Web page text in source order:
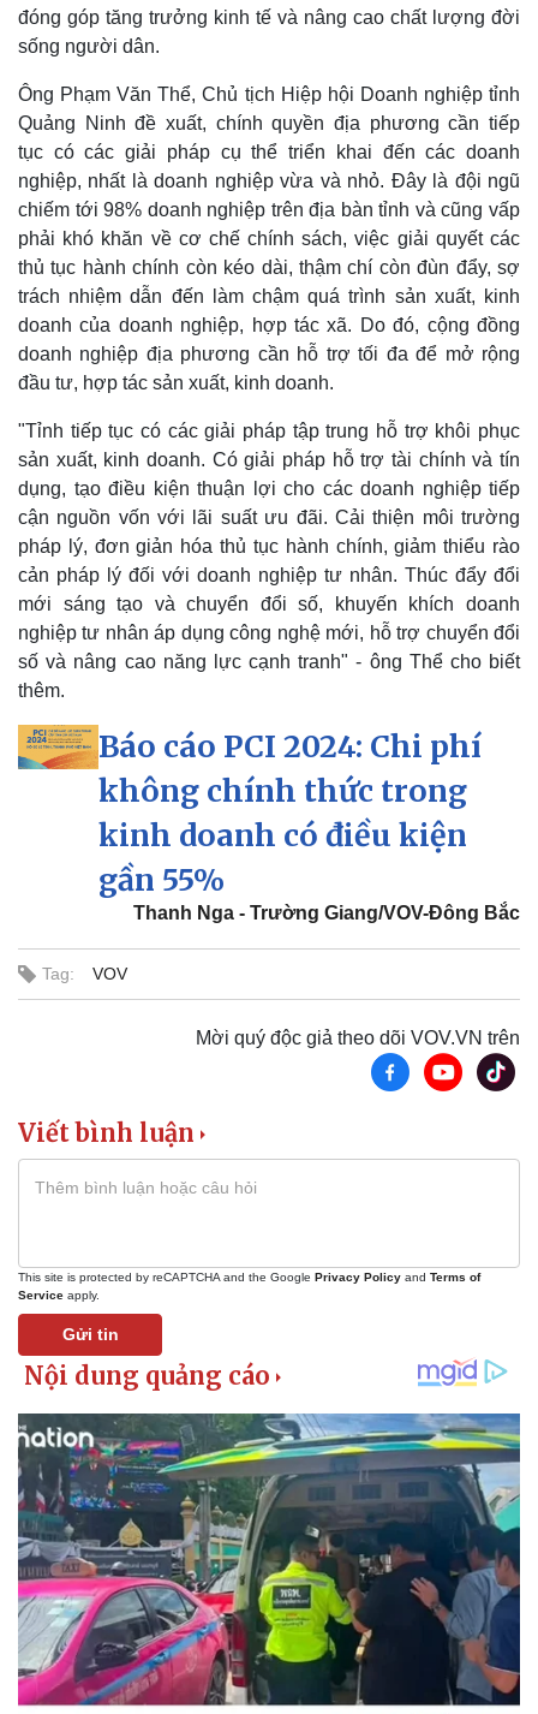
Doanh nghiệp
Thông tin doanh nghiệp
Doanh nghiệp 24h
Doanh nhân
Vì cộng đồng
Công nghệ
Sành điệu
Tin Công nghệ
Sức khỏe
Dinh dưỡng - món ngon
Cây thuốc
Sản phụ khoa
Đời sống
Nhà đẹp
Tình yêu - Gia đình
đóng góp tăng trưởng kinh tế và nâng cao chất lượng đời
sống người dân.
Ông Phạm Văn Thể, Chủ tịch Hiệp hội Doanh nghiệp tỉnh
Quảng Ninh đề xuất, chính quyền địa phương cần tiếp
tục có các giải pháp cụ thể triển khai đến các doanh
nghiệp, nhất là doanh nghiệp vừa và nhỏ. Đây là đội ngũ
chiếm tới 98% doanh nghiệp trên địa bàn tỉnh và cũng vấp
phải khó khăn về cơ chế chính sách, việc giải quyết các
thủ tục hành chính còn kéo dài, thậm chí còn đùn đẩy, sợ
trách nhiệm dẫn đến làm chậm quá trình sản xuất, kinh
doanh của doanh nghiệp, hợp tác xã. Do đó, cộng đồng
doanh nghiệp địa phương cần hỗ trợ tối đa để mở rộng
đầu tư, hợp tác sản xuất, kinh doanh.
"Tỉnh tiếp tục có các giải pháp tập trung hỗ trợ khôi phục
sản xuất, kinh doanh. Có giải pháp hỗ trợ tài chính và tín
dụng, tạo điều kiện thuận lợi cho các doanh nghiệp tiếp
cận nguồn vốn với lãi suất ưu đãi. Cải thiện môi trường
pháp lý, đơn giản hóa thủ tục hành chính, giảm thiểu rào
cản pháp lý đối với doanh nghiệp tư nhân. Thúc đẩy đổi
mới sáng tạo và chuyển đổi số, khuyến khích doanh
nghiệp tư nhân áp dụng công nghệ mới, hỗ trợ chuyển đổi
số và nâng cao năng lực cạnh tranh" - ông Thể cho biết
thêm.
Báo cáo PCI 2024: Chi phí
không chính thức trong
kinh doanh có điều kiện
gần 55%
Thanh Nga - Trường Giang/VOV-Đông Bắc
Tag: VOV
Mời quý độc giả theo dõi VOV.VN trên
Viết bình luận
This site is protected by reCAPTCHA and the Google Privacy Policy and Terms of
Service apply.
Gửi tin